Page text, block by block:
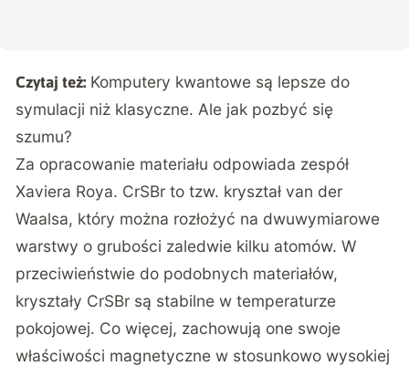
Czytaj też: Komputery kwantowe są lepsze do
symulacji niż klasyczne. Ale jak pozbyć się
szumu?
Za opracowanie materiału odpowiada zespół
Xaviera Roya. CrSBr to tzw. kryształ van der
Waalsa, który można rozłożyć na dwuwymiarowe
warstwy o grubości zaledwie kilku atomów. W
przeciwieństwie do podobnych materiałów,
kryształy CrSBr są stabilne w temperaturze
pokojowej. Co więcej, zachowują one swoje
właściwości magnetyczne w stosunkowo wysokiej